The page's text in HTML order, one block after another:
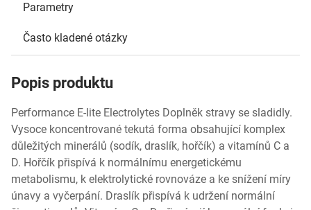
Parametry
Často kladené otázky
Popis produktu
Performance E-lite Electrolytes Doplněk stravy se sladidly.
Vysoce koncentrované tekutá forma obsahující komplex
důležitých minerálů (sodík, draslík, hořčík) a vitamínů C a
D. Hořčík přispívá k normálnímu energetickému
metabolismu, k elektrolytické rovnováze a ke snížení míry
únavy a vyčerpání. Draslík přispívá k udržení normální